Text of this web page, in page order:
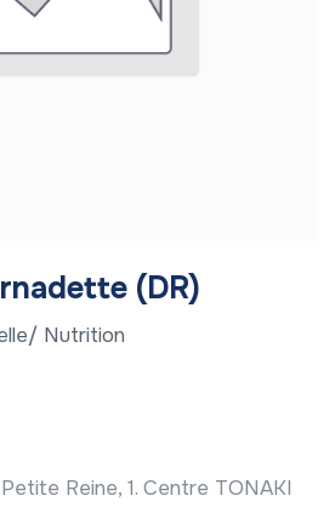
(DR)
Nutrition
Reine, 1. Centre TONAKI